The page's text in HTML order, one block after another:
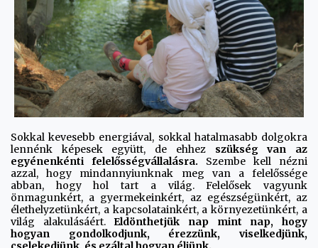
Sokkal kevesebb energiával, sokkal hatalmasabb dolgokra
lennénk képesek együtt, de ehhez szükség van az
egyénenkénti felelősségvállalásra. Szembe kell nézni
azzal, hogy mindannyiunknak meg van a felelőssége
abban, hogy hol tart a világ. Felelősek vagyunk
önmagunkért, a gyermekeinkért, az egészségünkért, az
élethelyzetünkért, a kapcsolatainkért, a környezetünkért, a
világ alakulásáért.Eldönthetjük nap mint nap, hogy
hogyan gondolkodjunk, érezzünk, viselkedjünk,